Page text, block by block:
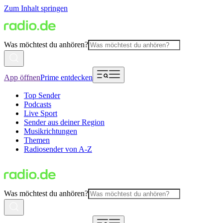
Zum Inhalt springen
Was möchtest du anhören?
App öffnenPrime entdecken
Top Sender
Podcasts
Live Sport
Sender aus deiner Region
Musikrichtungen
Themen
Radiosender von A-Z
Was möchtest du anhören?